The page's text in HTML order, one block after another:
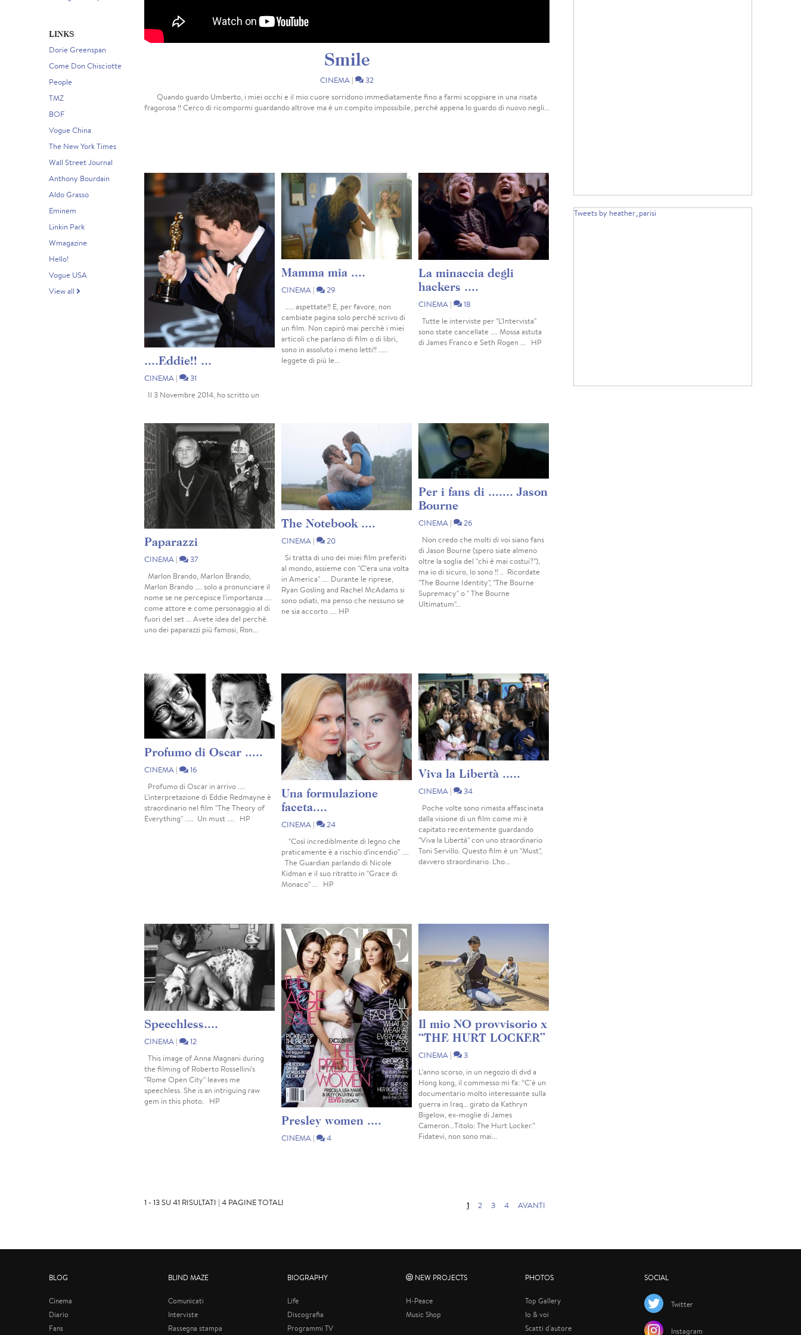
LINKS
Dorie Greenspan
Come Don Chisciotte
People
TMZ
BOF
Vogue China
The New York Times
Wall Street Journal
Anthony Bourdain
Aldo Grasso
Eminem
Linkin Park
Wmagazine
Hello!
Vogue USA
View all
Smile
CINEMA|
32
Quando guardo Umberto, i miei occhi e il mio cuore sorridono immediatamente fino a farmi scoppiare in una risata
fragorosa !! Cerco di ricompormi guardando altrove ma è un compito impossibile, perché appena lo guardo di nuovo negli...
....Eddie!! ...
CINEMA |
31
Il 3 Novembre 2014, ho scritto un
sua straordinaria interpretazione di
Stephen Hawking nel film "La teoria del
tutto" ... E così é successo!!!! ... Se...
Mamma mia ....
CINEMA|
29
..... aspettate!! E, per favore, non
cambiate pagina solo perchè scrivo di
un film. Non capirò mai perchè i miei
articoli che parlano di film o di libri,
sono in assoluto i meno letti!! .....
leggete di più le...
La minaccia degli
hackers ....
CINEMA|
18
Tutte le interviste per "L'Intervista"
sono state cancellate .... Mossa astuta
di James Franco e Seth Rogen ... HP
Paparazzi
CINEMA |
37
Marlon Brando, Marlon Brando,
Marlon Brando .... solo a pronunciare il
nome se ne percepisce l'importanza ....
come attore e come personaggio al di
fuori del set ... Avete idea del perchè
uno dei paparazzi più famosi, Ron...
The Notebook ....
CINEMA|
20
Si tratta di uno dei miei film preferiti
al mondo, assieme con "C'era una volta
in America" .... Durante le riprese,
Ryan Gosling and Rachel McAdams si
sono odiati, ma penso che nessuno se
ne sia accorto .... HP
Per i fans di ....... Jason
Bourne
CINEMA|
26
Non credo che molti di voi siano fans
di Jason Bourne (spero siate almeno
oltre la soglia del "chi è mai costui?"),
ma io di sicuro, lo sono !! .. Ricordate
"The Bourne Identity", "The Bourne
Supremacy" o " The Bourne
Ultimatum"...
Profumo di Oscar .....
CINEMA |
16
Profumo di Oscar in arrivo ....
L'interpretazione di Eddie Redmayne è
straordinario nel film "The Theory of
Everything" ..... Un must .... HP
Una formulazione
faceta....
CINEMA|
24
"Così incrediblmente di legno che
praticamente è a rischio d'incendio" ....
The Guardian parlando di Nicole
Kidman e il suo ritratto in "Grace di
Monaco" ... HP
Viva la Libertà .....
CINEMA|
34
Poche volte sono rimasta affascinata
dalla visione di un film come mi è
capitato recentemente guardando
"Viva la Libertà" con uno straordinario
Toni Servillo. Questo film è un "Must",
davvero straordinario. L'ho...
Speechless....
CINEMA |
12
This image of Anna Magnani during
the filming of Roberto Rossellini's
"Rome Open City" leaves me
speechless. She is an intriguing raw
gem in this photo. HP
Presley women ....
CINEMA|
4
affascinante come sempre …. Si
imbottiva di pillole … beveva …...
Il mio NO provvisorio x
“THE HURT LOCKER”
CINEMA|
3
L’anno scorso, in un negozio di dvd a
Hong kong, il commesso mi fa: “C’è un
documentario molto interessante sulla
guerra in Iraq… girato da Kathryn
Bigelow, ex-moglie di James
Cameron…Titolo: The Hurt Locker.”
Fidatevi, non sono mai...
1 - 13 SU 41 RISULTATI | 4 PAGINE TOTALI 1 2 3 4 AVANTI
Tweets by heather_parisi
BLOG
Cinema
Diario
Fans
BLIND MAZE
Comunicati
Interviste
Rassegna stampa
BIOGRAPHY
Life
Discografia
Programmi TV
NEW PROJECTS
H-Peace
Music Shop
PHOTOS
Top Gallery
Io & voi
Scatti d'autore
SOCIAL
Twitter
Instagram